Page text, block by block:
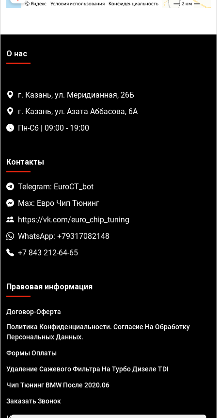
О нас
г. Казань, ул. Меридианная, 26Б
г. Казань, ул. Азата Аббасова, 6А
Пн-Сб | 09:00 - 19:00
Контакты
Telegram: EuroCT_bot
Max: Евро Чип Тюнинг
https://vk.com/euro_chip_tuning
WhatsApp: +79317082148
+7 843 212-64-65
Правовая информация
Договор-Оферта
Политика Конфиденциальности. Согласие На Обработку
Персональных Данных.
Формы Оплаты
Удаление Сажевого Фильтра На Турбо Дизеле TDI
Чип Тюнинг BMW После 2020.06
Заказать Звонок